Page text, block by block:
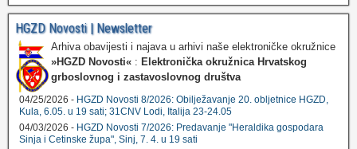
HGZD Novosti | Newsletter
Arhiva obavijesti i najava u arhivi naše elektroničke okružnice
»HGZD Novosti« : Elektronička okružnica Hrvatskog
grboslovnog i zastavoslovnog društva
04/25/2026 - HGZD Novosti 8/2026: Obilježavanje 20. obljetnice HGZD,
Kula, 6.05. u 19 sati; 31CNV Lodi, Italija 23-24.05
04/03/2026 - HGZD Novosti 7/2026: Predavanje "Heraldika gospodara
Sinja i Cetinske župa", Sinj, 7. 4. u 19 sati